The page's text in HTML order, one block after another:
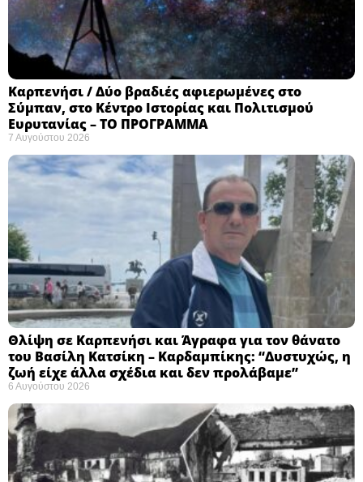
Καρπενήσι / Δύο βραδιές αφιερωμένες στο
Σύμπαν, στο Κέντρο Ιστορίας και Πολιτισμού
Ευρυτανίας – ΤΟ ΠΡΟΓΡΑΜΜΑ
7 Αυγούστου 2026
Θλίψη σε Καρπενήσι και Άγραφα για τον θάνατο
του Βασίλη Κατσίκη – Καρδαμπίκης: “Δυστυχώς, η
ζωή είχε άλλα σχέδια και δεν προλάβαμε”
6 Αυγούστου 2026